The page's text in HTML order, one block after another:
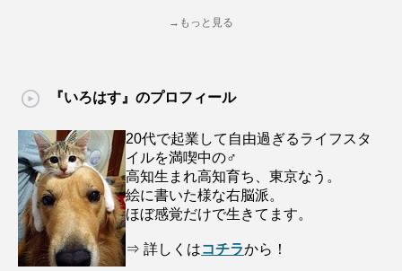
→もっと見る
『いろはす』のプロフィール
20代で起業して自由過ぎるライフスタ
イルを満喫中の♂
高知生まれ高知育ち、東京なう。
絵に書いた様な右脳派。
ほぼ感覚だけで生きてます。
⇒ 詳しくはコチラから！